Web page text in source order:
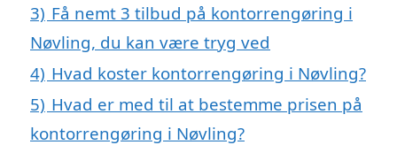
3) Få nemt 3 tilbud på kontorrengøring i
Nøvling, du kan være tryg ved
4) Hvad koster kontorrengøring i Nøvling?
5) Hvad er med til at bestemme prisen på
kontorrengøring i Nøvling?